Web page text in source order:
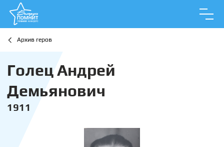
Архив геров
Голец Андрей
Демьянович
1911